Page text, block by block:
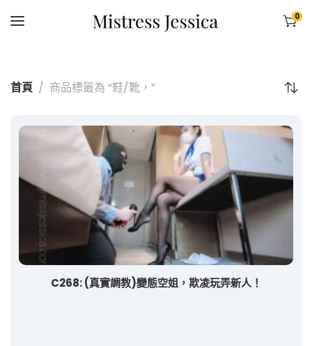
0
首頁 商品標籤為 “鞋/靴，”
C268: (真實調教)變態空姐，欺凌玩弄新人！